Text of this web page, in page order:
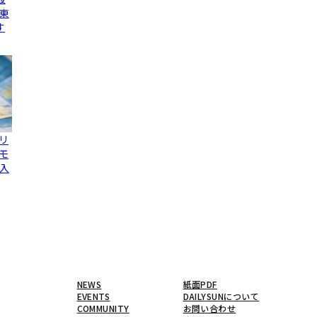
NEWS
EVENTS
COMMUNITY
紙面PDF
DAILYSUNについて
お問い合わせ